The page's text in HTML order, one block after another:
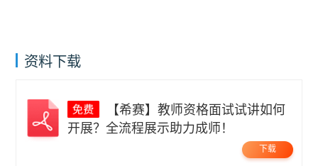
资料下载
开展？全流程展示助力成师！
下载